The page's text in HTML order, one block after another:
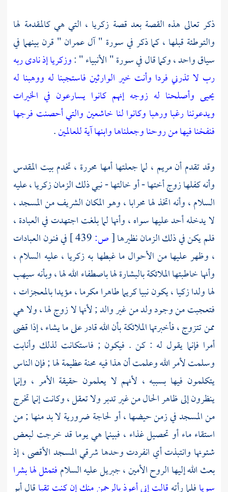
ذكر تعالى هذه القصة بعد قصة زكريا ، التي هي كالمقدمة لها
والتوطئة قبلها ، كما ذكر في سورة " آل عمران " قرن بينهما في
سياق واحد ، وكما قال في سورة " الأنبياء " :وزكريا إذ نادى ربه
رب لا تذرني فردا وأنت خير الوارثين فاستجبنا له ووهبنا له
يحيى وأصلحنا له زوجه إنهم كانوا يسارعون في الخيرات
ويدعوننا رغبا ورهبا وكانوا لنا خاشعين والتي أحصنت فرجها
فنفخنا فيها من روحنا وجعلناها وابنها آية للعالمين.
وقد تقدم أنمريم ، لما جعلتها أمها محررة ، تخدمبيت المقدس
وأنه كفلها زوج أختها - أو خالتها - نبي ذلك الزمانزكريا، عليه
السلام ، وأنه اتخذ لها محرابا ، وهو المكان الشريف من المسجد ،
لا يدخله أحد عليها سواه ، وأنها لما بلغت اجتهدت في العبادة ،
فلم يكن في ذلك الزمان نظيرها[ص:
في فنون العبادات
، وظهر عليها من الأحوال ما غبطها بهزكريا ،عليه السلام ،
وأنها خاطبتها الملائكة بالبشارة لها باصطفاء الله لها ، وبأنه سيهب
لها ولدا زكيا ، يكون نبيا كريما طاهرا مكرما ، مؤيدا بالمعجزات ،
فتعجبت من وجود ولد من غير والد ; لأنها لا زوج لها ، ولا هي
ممن تتزوج ، فأخبرتها الملائكة بأن الله قادر على ما يشاء ، إذا قضى
أمرا فإنما يقول له : كن . فيكون ; فاستكانت لذلك وأنابت
وسلمت لأمر الله وعلمت أن هذا فيه محنة عظيمة لها ; فإن الناس
يتكلمون فيها بسببه ، لأنهم لا يعلمون حقيقة الأمر ، وإنما
ينظرون إلى ظاهر الحال من غير تدبر ولا تعقل ، وكانت إنما تخرج
من المسجد في زمن حيضها ، أو لحاجة ضرورية لا بد منها ; من
استقاء ماء أو تحصيل غذاء ، فبينما هي يوما قد خرجت لبعض
شئونها وانتبذت أي انفردت وحدها شرقيالمسجد الأقصى ،إذ
بعث الله إليها الروح الأمين ،جبريلعليه السلامفتمثل لها بشرا